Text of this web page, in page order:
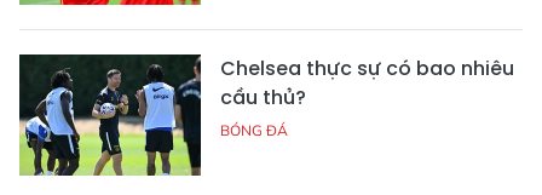
Chelsea thực sự có bao nhiêu
cầu thủ?
BÓNG ĐÁ